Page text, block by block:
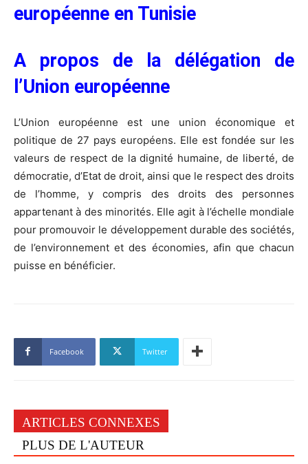
européenne en Tunisie
A propos de la délégation de
l’Union européenne
L’Union européenne est une union économique et
politique de 27 pays européens. Elle est fondée sur les
valeurs de respect de la dignité humaine, de liberté, de
démocratie, d’Etat de droit, ainsi que le respect des droits
de l’homme, y compris des droits des personnes
appartenant à des minorités. Elle agit à l’échelle mondiale
pour promouvoir le développement durable des sociétés,
de l’environnement et des économies, afin que chacun
puisse en bénéficier.
Facebook Twitter
ARTICLES CONNEXES
PLUS DE L'AUTEUR